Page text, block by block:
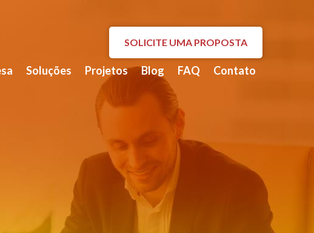
SOLICITE UMA PROPOSTA
Soluções Projetos Blog FAQ Contato